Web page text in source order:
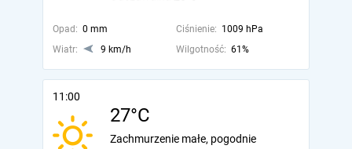
Opad: 0 mm Ciśnienie: 1009 hPa
Wiatr:
9 km/h Wilgotność: 61%
11:00
27°C
Zachmurzenie małe, pogodnie